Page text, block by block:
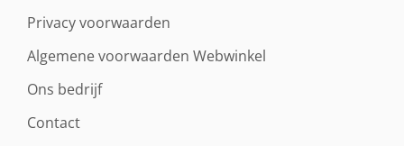
Privacy voorwaarden
Algemene voorwaarden Webwinkel
Ons bedrijf
Contact